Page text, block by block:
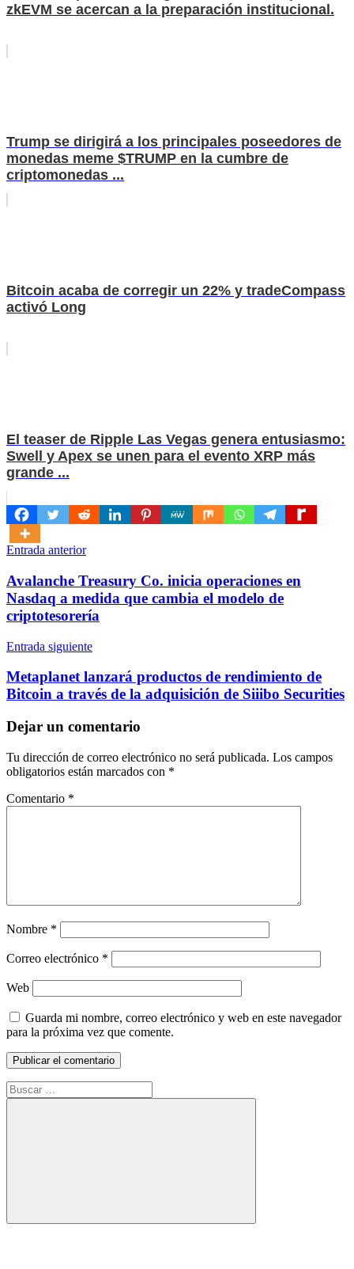
zkEVM se acercan a la preparación institucional.
Trump se dirigirá a los principales poseedores de
monedas meme $TRUMP en la cumbre de
criptomonedas ...
Bitcoin acaba de corregir un 22% y tradeCompass
activó Long
El teaser de Ripple Las Vegas genera entusiasmo:
Swell y Apex se unen para el evento XRP más
grande ...
Navegación
de
entradas
Entrada anterior
Avalanche Treasury Co. inicia operaciones en
Nasdaq a medida que cambia el modelo de
criptotesorería
Entrada siguiente
Metaplanet lanzará productos de rendimiento de
Bitcoin a través de la adquisición de Siiibo Securities
Dejar un comentario
Tu dirección de correo electrónico no será publicada. Los campos
obligatorios están marcados con *
Comentario *
Nombre *
Correo electrónico *
Web
Guarda mi nombre, correo electrónico y web en este navegador
para la próxima vez que comente.
Buscar:
Buscar